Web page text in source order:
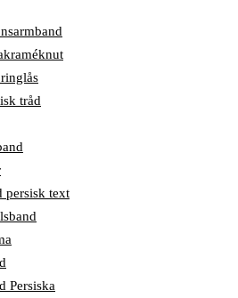
tråd
persisk text
Persiska